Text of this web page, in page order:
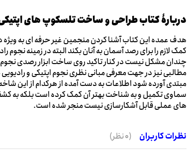
دربارۀ کتاب طراحی و ساخت تلسکوپ های
هدف عمده این کتاب آشنا کردن منجمین غیر حرفه ای به ویژه
کمک لازم را برای رصد آسمان به آنان بکند البته در زمینه
چندان مشکل نیست در کنار تاکید روی ساخت ابزار رصدی
مطالبی نیز در جهت معرفی مبانی نظری نجوم اپتیکی و
مبتدی آورده شود اطلاعات به دست آمده از هرکدام از این
سماوی تکمیل و به شناخت بهتر آن کمک کرده است بلکه به
های عملی قابل آشکارسازی نیست منجر شده است.
نظرات کاربران (0 نظر)